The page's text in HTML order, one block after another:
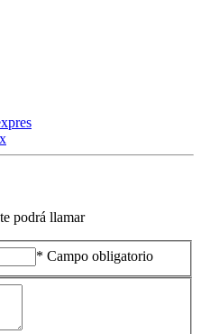
podrá llamar
* Campo obligatorio